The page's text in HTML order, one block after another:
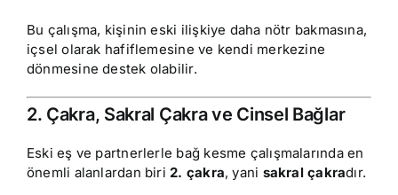
Bu çalışma, kişinin eski ilişkiye daha nötr bakmasına,
içsel olarak hafiflemesine ve kendi merkezine
dönmesine destek olabilir.
2. Çakra, Sakral Çakra ve Cinsel Bağlar
Eski eş ve partnerlerle bağ kesme çalışmalarında en
önemli alanlardan biri 2. çakra, yani sakral çakradır.